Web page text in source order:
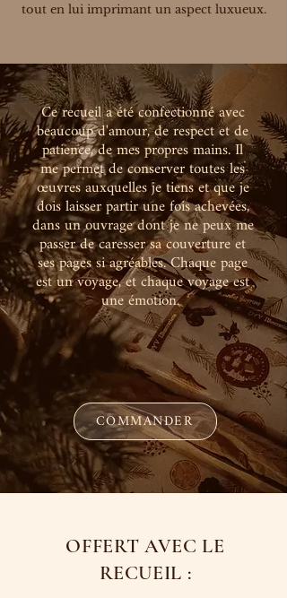
tout en lui imprimant un aspect luxueux.
COMMANDER
Ce recueil a été confectionné avec
beaucoup d'amour, de respect et de
patience, de mes propres mains. Il
me permet de conserver toutes les
œuvres auxquelles je tiens et que je
dois laisser partir une fois achevées,
dans un ouvrage dont je ne peux me
passer de caresser sa couverture et
ses pages si agréables. Chaque page
est un voyage, et chaque voyage est
une émotion.
OFFERT AVEC LE
RECUEIL :